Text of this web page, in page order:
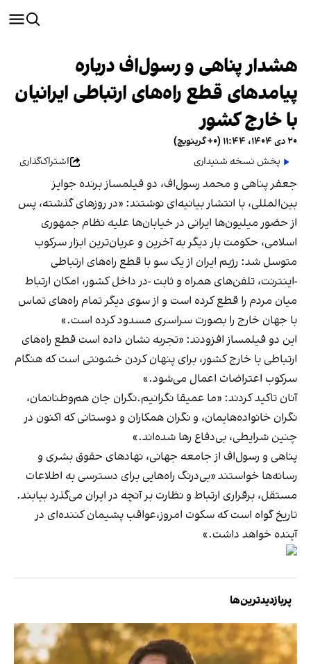
هشدار پناهی و رسول‌اف درباره
پیامدهای قطع راه‌های ارتباطی ایرانیان
با خارج کشور
۲۰ دی ۱۴۰۴، ۱۱:۴۴ (‎+۰ گرینویچ)
پخش نسخه شنیداری
اشتراک‌گذاری
جعفر پناهی و محمد رسول‌اف، دو فیلمساز برنده جوایز
بین‌المللی، با انتشار بیانیه‌ای نوشتند: «در روزهای گذشته، پس
از حضور میلیون‌ها ایرانی در خیابان‌ها علیه نظام جمهوری
اسلامی، حکومت بار دیگر به آخرین و عریان‌ترین ابزار سرکوب
متوسل شد: رژیم ایران از یک سو با قطع راه‌های ارتباطی
-اینترنت، تلفن‌های همراه و ثابت -در داخل کشور، امکان ارتباط
میان مردم را قطع کرده است و از سوی دیگر تمام راه‌های تماس
با جهان خارج را بصورت سراسری مسدود کرده است.»
این دو فیلمساز افزودند: «تجربه نشان داده است قطع راه‌های
ارتباطی با خارج کشور، برای پنهان کردن خشونتی است که هنگام
سرکوب‌ اعتراضات اعمال می‌شود.»
آنان تاکید کردند: «ما عمیقا نگرانیم.نگران جان هم‌وطنانمان،
نگران خانواده‌هایمان، و نگران همکاران و دوستانی که اکنون در
چنین شرایطی، بی‌دفاع رها شده‌اند.»
پناهی و رسول‌اف از جامعه‌ جهانی، نهادهای حقوق بشری و
رسانه‌ها خواستند «بی‌درنگ راه‌هایی برای دسترسی به اطلاعات
مستقل، برقراری ارتباط و نظارت بر آنچه در ایران می‌گذرد بیابند.
تاریخ گواه است که سکوت امروز،عواقب پشیمان کننده‌ای در
آینده خواهد داشت.»
پربازدیدترین‌ها